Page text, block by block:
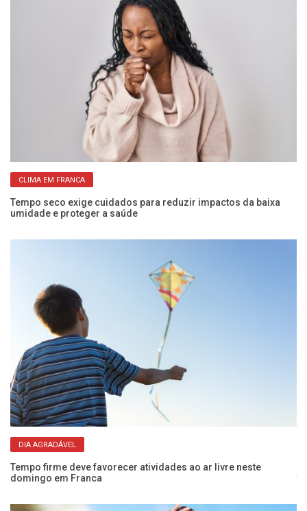
CLIMA EM FRANCA
Tempo seco exige cuidados para reduzir impactos da baixa
umidade e proteger a saúde
DIA AGRADÁVEL
Tempo firme deve favorecer atividades ao ar livre neste
domingo em Franca